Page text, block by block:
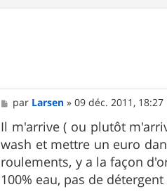
M
e
s
s
a
g
e
par Larsen »09 déc. 2011, 18:27
Il m'arrive ( ou plutôt
wash et mettre un euro
roulements, y a la façon
100% eau, pas de détergent